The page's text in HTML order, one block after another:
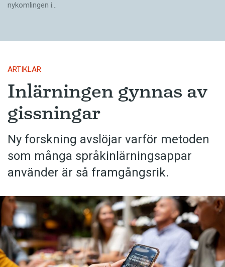
nykomlingen i…
ARTIKLAR
Inlärningen gynnas av
gissningar
Ny forskning avslöjar varför metoden
som många språkinlärningsappar
använder är så framgångsrik.